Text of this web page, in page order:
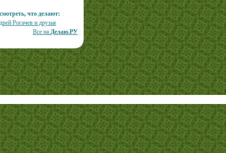
что делают:
Рогачев и друзья
Все на Делаю.РУ